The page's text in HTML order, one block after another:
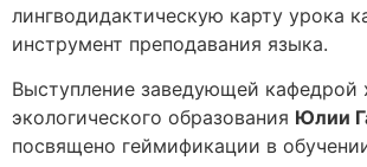
лингводидактическую карту урока
инструмент преподавания языка.
Выступление заведующей кафедрой
экологического образования Юлии
посвящено геймификации в